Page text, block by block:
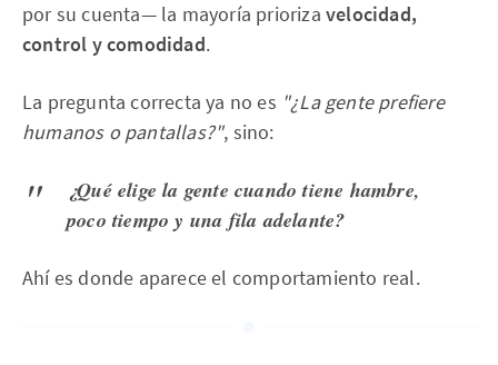
por su cuenta— la mayoría prioriza velocidad,
control y comodidad.
La pregunta correcta ya no es "¿La gente prefiere
humanos o pantallas?", sino:
¿Qué elige la gente cuando tiene hambre,
poco tiempo y una fila adelante?
Ahí es donde aparece el comportamiento real.